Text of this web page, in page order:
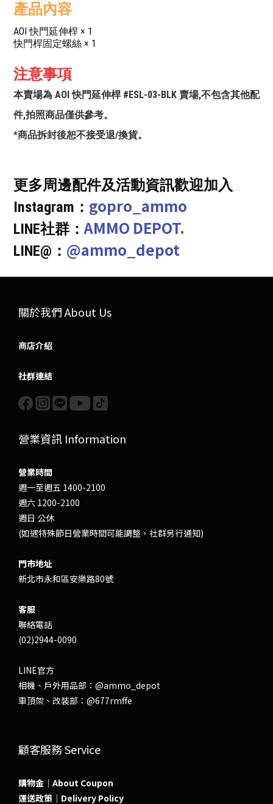
產品內容
AOI 快門延伸桿 × 1
快門桿固定螺絲 × 1
注意事項
本賣場為 AOI 快門延伸桿 #ESL-03-BLK 賣場,不包含其他配
件,拍照商品僅供參考。
*商品拆封後恕不接受退/換貨。
更多周邊配件及活動資訊歡迎加入
Instagram： gopro_ammo
LINE社群：AMMO DEPOT.
LINE@： @ammo_depot
關於我們 About Us
商店介紹
社群連結
營業資訊 Information
營業時間
週一至週五 1400-2100
週六 1200-2100
週日 公休
(如遇特殊節日營業時間可能調整，社群另行通知)
門市地址
新北市永和區安樂路80號
客服
聯絡電話
(02)2944-0090
LINE官方
相機、戶外用品部： @ammo_depot
車頂架、改裝部： @677rmffe
顧客服務 Service
購物金｜About Coupon
運送政策｜Delivery Policy